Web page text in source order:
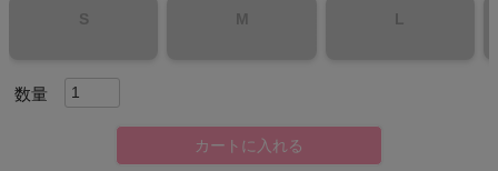
旅行
S M L
カートに入れる